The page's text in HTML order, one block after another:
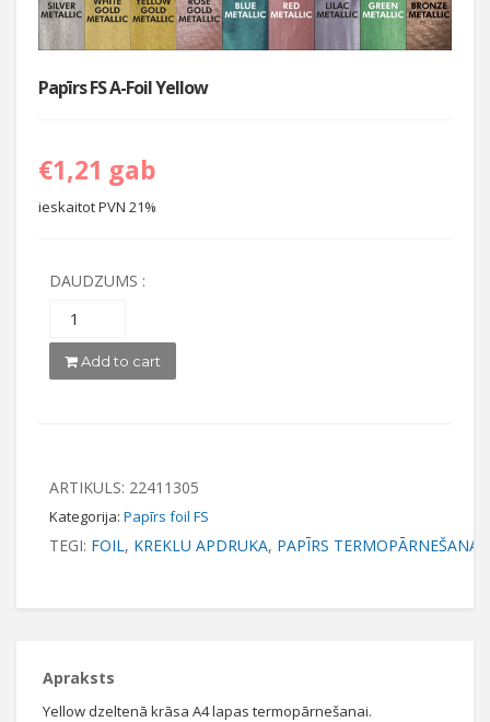
Papīrs FS A-Foil Yellow
€1,21 gab
ieskaitot PVN 21%
DAUDZUMS :
Add to cart
ARTIKULS: 22411305
Kategorija: Papīrs foil FS
TEGI: FOIL , KREKLU APDRUKA, PAPĪRS TERMOPĀRNEŠANAI
Apraksts
Yellow dzeltenā krāsa A4 lapas termopārnešanai.